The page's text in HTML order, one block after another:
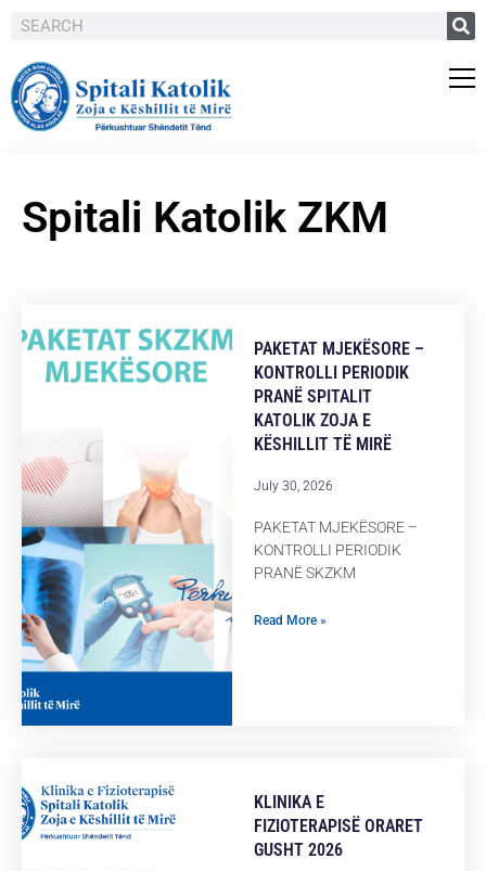
Spitali Katolik ZKM
PAKETAT MJEKËSORE –
KONTROLLI PERIODIK
PRANË SPITALIT
KATOLIK ZOJA E
KËSHILLIT TË MIRË
July 30, 2026
PAKETAT MJEKËSORE –
KONTROLLI PERIODIK
PRANË SKZKM
Read More »
KLINIKA E
FIZIOTERAPISË ORARET
GUSHT 2026